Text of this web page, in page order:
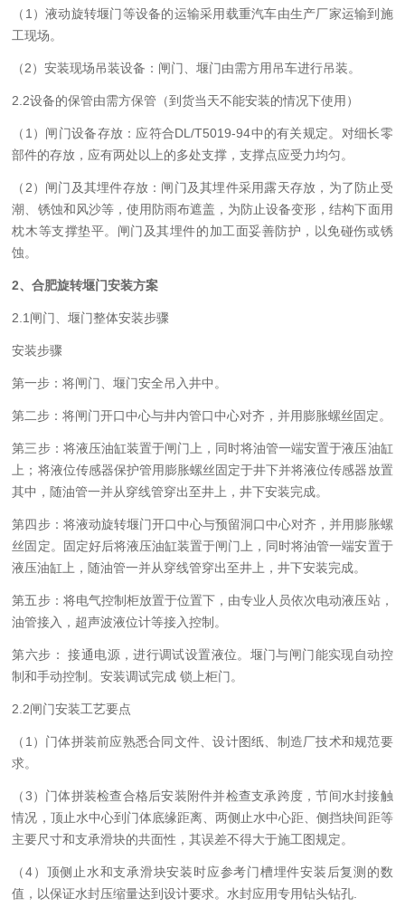
（1）液动旋转堰门等设备的运输采用载重汽车由生产厂家运输到施
工现场。
（2）安装现场吊装设备： 闸门、堰门由需方用吊车进行吊装。
2.2设备的保管由需方保管（到货当天不能安装的情况下使用）
（1） 闸门设备存放： 应符合DL/T5019-94中的有关规定。对细长零
部件的存放，应有两处以上的多处支撑，支撑点应受力均匀。
（2）闸门及其埋件存放： 闸门及其埋件采用露天存放，为了防止受
潮、锈蚀和风沙等，使用防雨布遮盖，为防止设备变形，结构下面用
枕木等支撑垫平。闸门及其埋件的加工面妥善防护，以免碰伤或锈
蚀。
2、合肥旋转堰门安装方案
2 .1 闸门 、堰门整体安装步骤
安装步骤
第一步：将闸门、堰门安全吊入井中。
第二步：将闸门开口中心与井内管口中心对齐，并用膨胀螺丝固定。
第三步：将液压油缸装置于闸门上，同时将油管一端安置于液压油缸
上；将液位传感器保护管用膨胀螺丝固定于井下并将液位传感器放置
其中，随油管一并从穿线管穿出至井上，井下安装完成。
第四步：将液动旋转堰门开口中心与预留洞口中心对齐，并用膨胀螺
丝固定。固定好后将液压油缸装置于闸门上，同时将油管一端安置于
液压油缸上，随油管一并从穿线管穿出至井上，井下安装完成。
第五步：将电气控制柜放置于位置下，由专业人员依次电动液压站，
油管接入，超声波液位计等接入控制。
第六步： 接通电源，进行调试设置液位。堰门与闸门能实现自动控
制和手动控制。安装调试完成 锁上柜门。
2 2闸门安装工艺要点
（1）门体拼装前应熟悉合同文件、设计图纸、制造厂技术和规范要
求。
（3）门体拼装检查合格后安装附件并检查支承跨度，节间水封接触
情况，顶止水中心到门体底缘距离、两侧止水中心距、侧挡块间距等
主要尺寸和支承滑块的共面性，其误差不得大于施工图规定。
（4）顶侧止水和支承滑块安装时应参考门槽埋件安装后复测的数
值，以保证水封压缩量达到设计要求。水封应用专用钻头钻孔.